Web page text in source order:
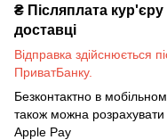
₴ Післяплата
доставці
Відправка здійснюється
ПриватБанку.
Безконтактно в
також можна
Apple Pay